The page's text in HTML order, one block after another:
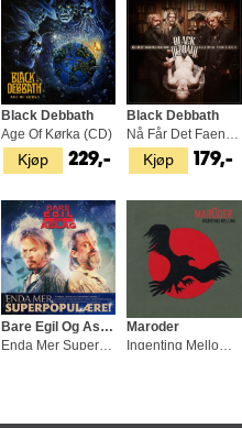
Kjøp
Black Debbath
Age Of Kørka (CD)
229,- Kjøp
Black Debbath
179,-
Bare Egil Og Aslag
Enda Mer Superpopulære! (LP)
Maroder